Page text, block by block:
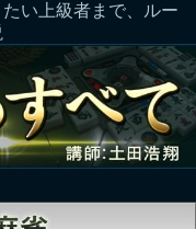
い上級者まで、ルー